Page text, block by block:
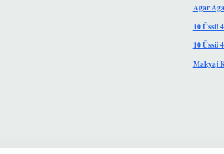
Agar
10 Üssü
10 Üssü
Makyaj